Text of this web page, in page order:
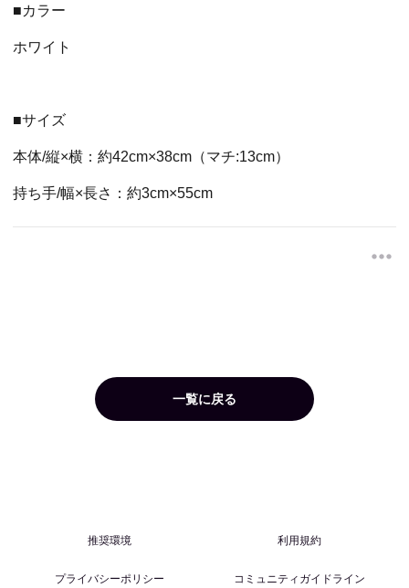
■カラー
ホワイト
■サイズ
本体/縦×横：約42cm×38cm（マチ:13cm）
持ち手/幅×長さ：約3cm×55cm
一覧に戻る
推奨環境 利用規約
プライバシーポリシー コミュニティガイドライン